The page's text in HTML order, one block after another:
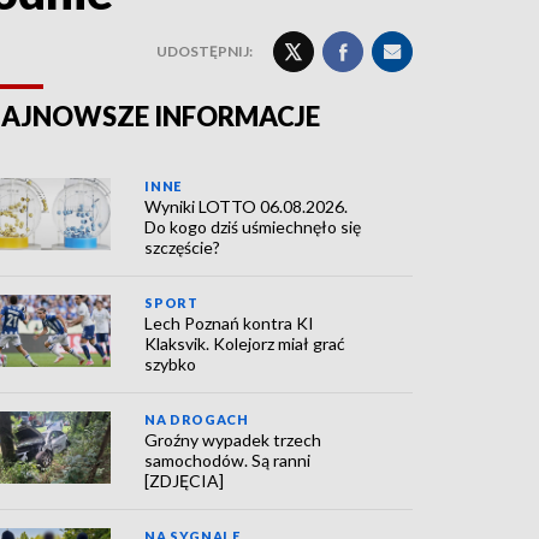
UDOSTĘPNIJ:
INFORMACJE
INNE
Wyniki LOTTO 06.08.2026.
Do kogo dziś uśmiechnęło się
szczęście?
SPORT
Lech Poznań kontra KI
Klaksvik. Kolejorz miał grać
szybko
NA DROGACH
Groźny wypadek trzech
samochodów. Są ranni
[ZDJĘCIA]